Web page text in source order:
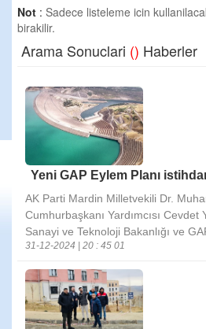
Not : Sadece listeleme icin
birakilir.
Arama Sonuclari () Haberler
Yeni GAP Eylem Planı
AK Parti Mardin Milletvekili Dr.
Cumhurbaşkanı Yardımcısı Cevdet
Sanayi ve Teknoloji Bakanlığı ve
31-12-2024 | 20 : 45 01